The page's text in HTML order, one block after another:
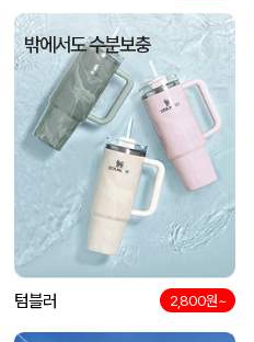
밖에서도 수분보충
텀블러 2,800원~